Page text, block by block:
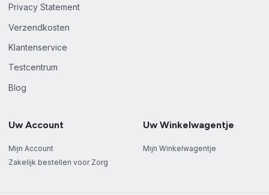
Privacy Statement
Verzendkosten
Klantenservice
Testcentrum
Blog
Uw Account
Mijn Account
Zakelijk bestellen voor Zorg
Uw Winkelwagentje
Mijn Winkelwagentje